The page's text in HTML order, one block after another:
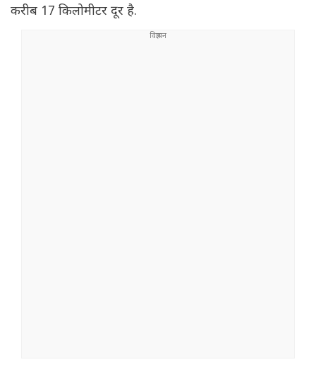
करीब 17 किलोमीटर दूर है.